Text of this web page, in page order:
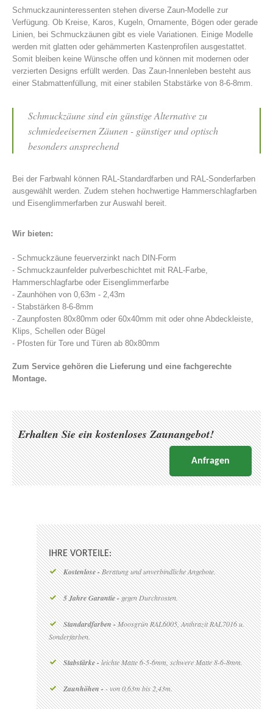
Schmuckzauninteressenten stehen diverse Zaun-Modelle zur
Verfügung. Ob Kreise, Karos, Kugeln, Ornamente, Bögen oder gerade
Linien, bei Schmuckzäunen gibt es viele Variationen. Einige Modelle
werden mit glatten oder gehämmerten Kastenprofilen ausgestattet.
Somit bleiben keine Wünsche offen und können mit modernen oder
verzierten Designs erfüllt werden. Das Zaun-Innenleben besteht aus
einer Stabmattenfüllung, mit einer stabilen Stabstärke von 8-6-8mm.
Schmuckzäune sind ein günstige Alternative zu
schmiedeeisernen Zäunen - günstiger und optisch
besonders ansprechend
Bei der Farbwahl können RAL-Standardfarben und RAL-Sonderfarben
ausgewählt werden. Zudem stehen hochwertige Hammerschlagfarben
und Eisenglimmerfarben zur Auswahl bereit.
Wir bieten:
- Schmuckzäune feuerverzinkt nach DIN-Form
- Schmuckzaunfelder pulverbeschichtet mit RAL-Farbe,
Hammerschlagfarbe oder Eisenglimmerfarbe
- Zaunhöhen von 0,63m - 2,43m
- Stabstärken 8-6-8mm
- Zaunpfosten 80x80mm oder 60x40mm mit oder ohne Abdeckleiste,
Klips, Schellen oder Bügel
- Pfosten für Tore und Türen ab 80x80mm
Zum Service gehören die Lieferung und eine fachgerechte
Montage.
Erhalten Sie ein kostenloses Zaunangebot!
Anfragen
IHRE VORTEILE:
Kostenlose -Beratung und unverbindliche Angebote.
5 Jahre Garantie -gegen Durchrosten.
Standardfarben -Moosgrün RAL6005, Anthrazit RAL7016 u.
Sonderfarben.
Stabstärke -leichte Matte 6-5-6mm, schwere Matte 8-6-8mm.
Zaunhöhen -- von 0,63m bis 2,43m.